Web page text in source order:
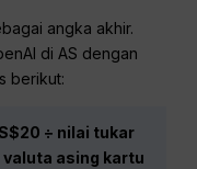
angka akhir.
di AS dengan
berikut:
÷ nilai tukar
valuta asing kartu